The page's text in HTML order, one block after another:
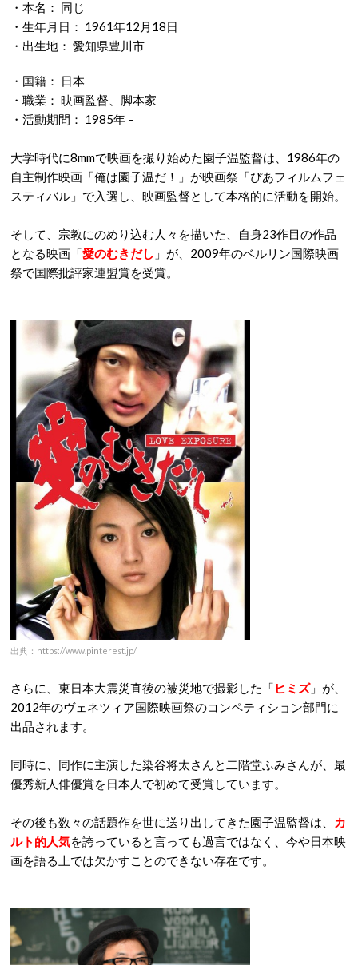
・本名： 同じ
・生年月日： 1961年12月18日
・出生地： 愛知県豊川市
・国籍： 日本
・職業： 映画監督、脚本家
・活動期間： 1985年 –
大学時代に8mmで映画を撮り始めた園子温監督は、1986年の
自主制作映画「俺は園子温だ！」が映画祭「ぴあフィルムフェ
スティバル」で入選し、映画監督として本格的に活動を開始。
そして、宗教にのめり込む人々を描いた、自身23作目の作品
となる映画「愛のむきだし 」が、2009年のベルリン国際映画
祭で国際批評家連盟賞を受賞。
出典：https://www.pinterest.jp/
さらに、東日本大震災直後の被災地で撮影した「 ヒミズ」が、
2012年のヴェネツィア国際映画祭のコンペティション部門に
出品されます。
同時に、同作に主演した染谷将太さんと二階堂ふみさんが、最
優秀新人俳優賞を日本人で初めて受賞しています。
その後も数々の話題作を世に送り出してきた園子温監督は、
カ
ルト的人気を誇っていると言っても過言ではなく、今や日本映
画を語る上では欠かすことのできない存在です。